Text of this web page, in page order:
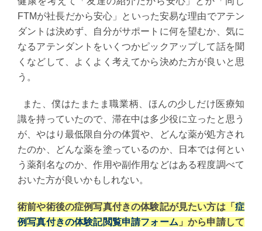
FTMが社長だから安心」といった安易な理由でアテン
ダントは決めず、自分がサポートに何を望むか、気に
なるアテンダントをいくつかピックアップして話を聞
くなどして、よくよく考えてから決めた方が良いと思
う。
また、僕はたまたま職業柄、ほんの少しだけ医療知
識を持っていたので、滞在中は多少役に立ったと思う
が、やはり最低限自分の体質や、どんな薬が処方され
たのか、どんな薬を塗っているのか、日本では何とい
う薬剤名なのか、作用や副作用などはある程度調べて
おいた方が良いかもしれない。
術前や術後の症例写真付きの体験記が見たい方は「症
例写真付きの体験記閲覧申請フォーム 」から申請して